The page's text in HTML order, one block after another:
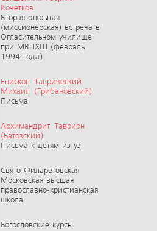
Кочетков
Вторая открытая
(миссионерская) встреча в
Огласительном училище
при МВПХШ (февраль
1994 года)
Епископ Таврический
Михаил (Грибановский)
Письма
Архимандрит Таврион
(Батозский)
Письма к детям из уз
Свято-Филаретовская
Московская высшая
православно-христианская
школа
Богословские курсы